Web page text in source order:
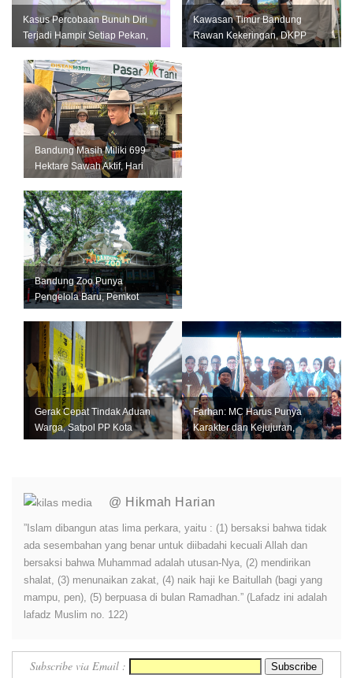
Kasus Percobaan Bunuh Diri
Terjadi Hampir Setiap Pekan,
Kawasan Timur Bandung
Rawan Kekeringan, DKPP
Bandung Masih Miliki 699
Hektare Sawah Aktif, Hari
Momentum...
Bandung Zoo Punya
Pengelola Baru, Pemkot
dan Transisi ...
Gerak Cepat Tindak Aduan
Warga, Satpol PP Kota
Farhan: MC Harus Punya
Karakter dan Kejujuran,
@ Hikmah Harian
”Islam dibangun atas lima perkara, yaitu : (1) bersaksi bahwa tidak
ada sesembahan yang benar untuk diibadahi kecuali Allah dan
bersaksi bahwa Muhammad adalah utusan-Nya, (2) mendirikan
shalat, (3) menunaikan zakat, (4) naik haji ke Baitullah (bagi yang
mampu, pen), (5) berpuasa di bulan Ramadhan.” (Lafadz ini adalah
lafadz Muslim no. 122)
Subscribe via Email :